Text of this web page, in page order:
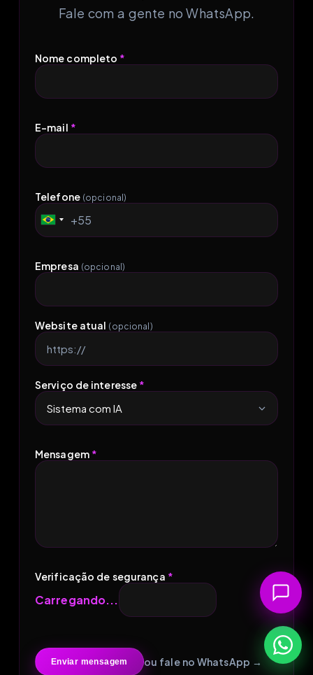
Fale com a gente no WhatsApp.
Nome completo *
E-mail *
Telefone (opcional)
Brazil
+55
+55
Empresa (opcional)
Website atual (opcional)
Serviço de interesse *
Mensagem *
Verificação de segurança *
Carregando...
Enviar mensagem ou fale no WhatsApp →